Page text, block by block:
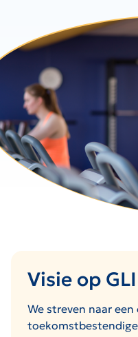
Visie op
We streven naar een
toekomstbestendige